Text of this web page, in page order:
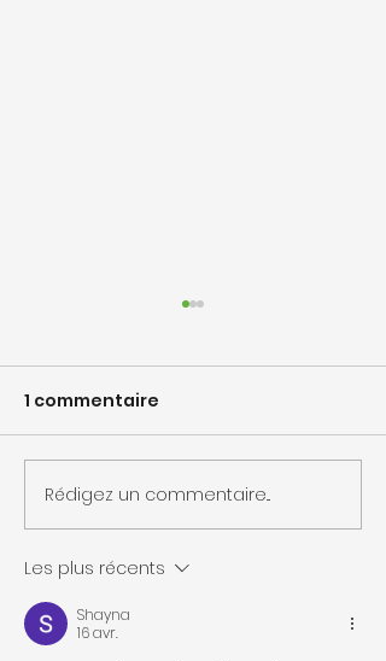
Maison modulaire
Portet-sur-Garonne
1 commentaire
Rédigez un commentaire...
Les plus récents
Shayna
16 avr.